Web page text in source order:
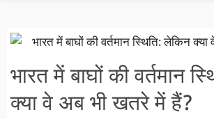
भारत में बाघों की वर्तमान
क्या वे अब भी खतरे में हैं?